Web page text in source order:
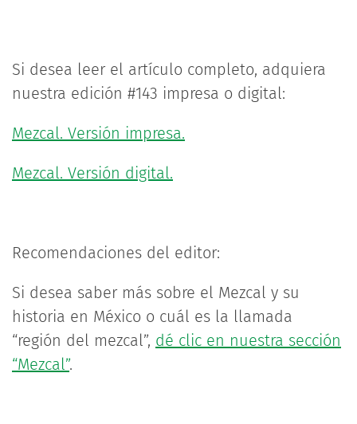
Si desea leer el artículo completo, adquiera
nuestra edición #143 impresa o digital:
Mezcal. Versión impresa.
Mezcal. Versión digital.
Recomendaciones del editor:
Si desea saber más sobre el Mezcal y su
historia en México o cuál es la llamada
“región del mezcal”, dé clic en nuestra sección
“Mezcal”.